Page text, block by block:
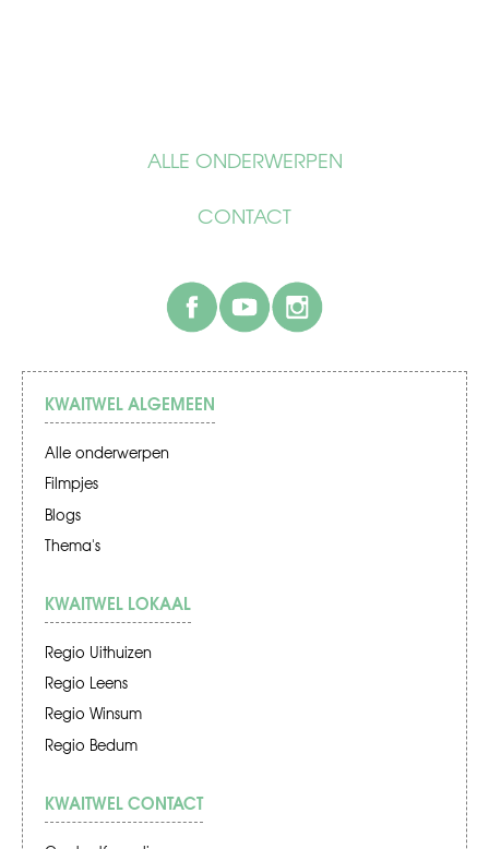
ALLE ONDERWERPEN
CONTACT
facebook
KWAITWEL ALGEMEEN
Alle onderwerpen
Filmpjes
Blogs
Thema's
KWAITWEL LOKAAL
Regio Uithuizen
Regio Leens
Regio Winsum
Regio Bedum
KWAITWEL CONTACT